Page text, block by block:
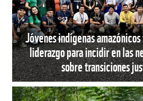
Jóvenes indígenas
liderazgo para incidir en las
sobre transiciones